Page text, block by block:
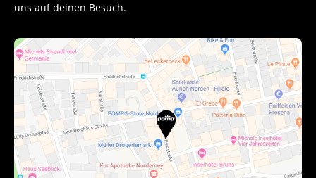
uns auf deinen Besuch.